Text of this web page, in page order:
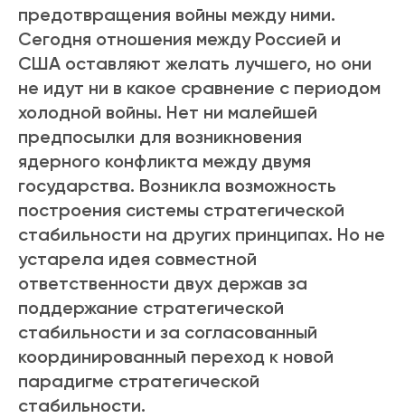
предотвращения войны между ними.
Сегодня отношения между Россией и
США оставляют желать лучшего, но они
не идут ни в какое сравнение с периодом
холодной войны. Нет ни малейшей
предпосылки для возникновения
ядерного конфликта между двумя
государства. Возникла возможность
построения системы стратегической
стабильности на других принципах. Но не
устарела идея совместной
ответственности двух держав за
поддержание стратегической
стабильности и за согласованный
координированный переход к новой
парадигме стратегической
стабильности.